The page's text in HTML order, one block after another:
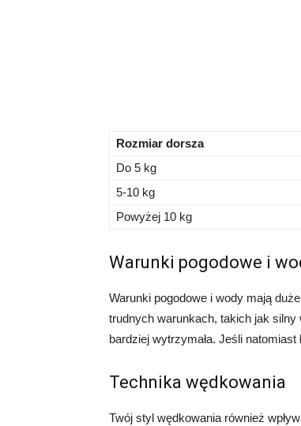
Rozmiar dorsza
Do 5 kg
5-10 kg
Powyżej 10 kg
Warunki pogodowe i
Warunki pogodowe i wody mają
trudnych warunkach, takich jak
bardziej wytrzymała. Jeśli
Technika wędkowania
Twój styl wędkowania również